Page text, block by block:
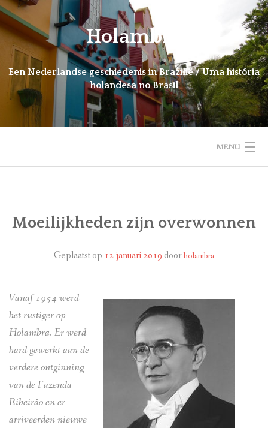
Ga
naar
de
inhoud
Holambra
Een Nederlandse geschiedenis in Brazilië / Uma história
holandesa no Brasil
MENU
INTRODUCTIE
ENGLISH
LINKS
LITERATUUR
VIDEO’S
Moeilijkheden zijn overwonnen
Geplaatst op 12 januari 2019 doorholambra
Vanaf 1954 werd
het rustiger op
Holambra. Er werd
hard gewerkt aan de
verdere ontginning
van de Fazenda
Ribeirão en er
arriveerden nieuwe